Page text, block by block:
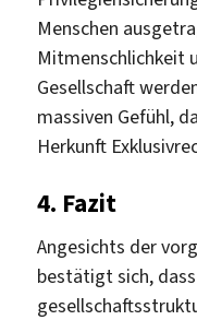
Menschen
Mitmenschlichkeit
Gesellschaft
massiven Gefühl,
Herkunft
4. Fazit
Angesichts der
bestätigt sich,